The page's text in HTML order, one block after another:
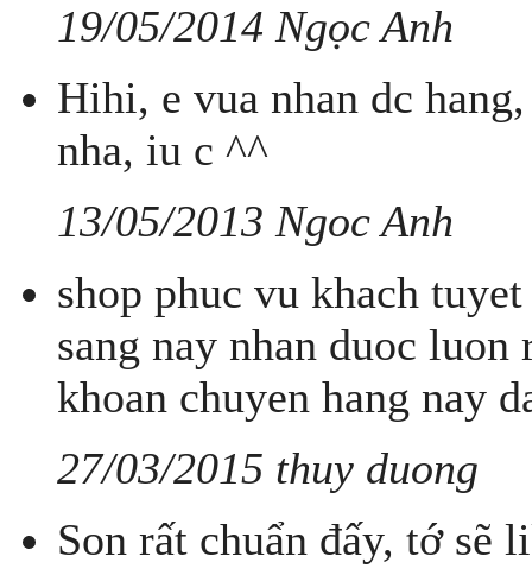
19/05/2014 Ngọc Anh
Hihi, e vua nhan dc
nha, iu c ^^
13/05/2013 Ngoc Anh
shop phuc vu khach
sang nay nhan duoc
khoan chuyen hang nay
27/03/2015 thuy duong
Son rất chuẩn đấy, tớ sẽ